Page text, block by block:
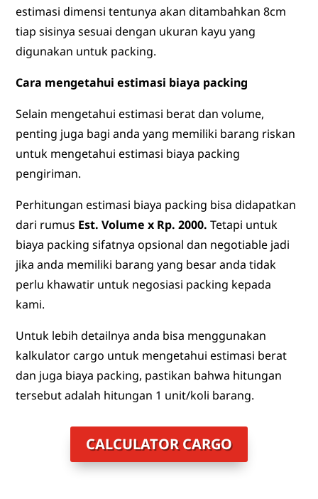
estimasi dimensi tentunya akan ditambahkan 8cm
tiap sisinya sesuai dengan ukuran kayu yang
digunakan untuk packing.
Cara mengetahui estimasi biaya packing
Selain mengetahui estimasi berat dan volume,
penting juga bagi anda yang memiliki barang riskan
untuk mengetahui estimasi biaya packing
pengiriman.
Perhitungan estimasi biaya packing bisa didapatkan
dari rumus Est. Volume x Rp. 2000. Tetapi untuk
biaya packing sifatnya opsional dan negotiable jadi
jika anda memiliki barang yang besar anda tidak
perlu khawatir untuk negosiasi packing kepada
kami.
Untuk lebih detailnya anda bisa menggunakan
kalkulator cargo untuk mengetahui estimasi berat
dan juga biaya packing, pastikan bahwa hitungan
tersebut adalah hitungan 1 unit/koli barang.
CALCULATOR CARGO